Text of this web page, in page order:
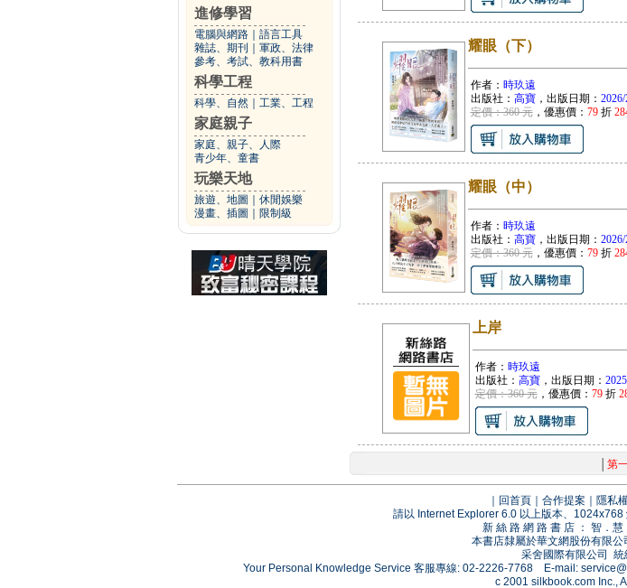
進修學習
電腦與網路
語言工具
雜誌、期刊
軍政、法律
參考、考試、教科用書
科學工程
科學、自然 工業、工程
家庭親子
家庭、親子、人際
青少年、童書
玩樂天地
旅遊、地圖
休閒娛樂
漫畫、插圖
限制級
耀眼（下）
作者： 時玖遠
出版社： 高寶，出版日期： 2026/
定價：360 元，優惠價： 79折
耀眼（中）
作者： 時玖遠
出版社： 高寶，出版日期： 2026/
定價：360 元，優惠價： 79折
上岸
作者： 時玖遠
出版社： 高寶，出版日期：
定價：360 元，優惠價： 79折
第
回首頁 合作提案 隱私
請以 Internet Explorer 6.0 以上版本、1024x768
新 絲 路 網 路 書 店 ： 智．
本書店隸屬於華文網股份有限公
采舍國際有限公司
Your Personal Knowledge Service 客服專線: 02-2226-7768 E-mail:
c 2001 silkbook.com Inc.,